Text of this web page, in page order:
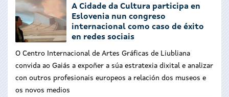
A Cidade da Cultura participa en
Eslovenia nun congreso
internacional como caso de éxito
en redes sociais
O Centro Internacional de Artes Gráficas de Liubliana
convida ao Gaiás a expoñer a súa estratexia dixital e analizar
con outros profesionais europeos a relación dos museos e
os novos medios